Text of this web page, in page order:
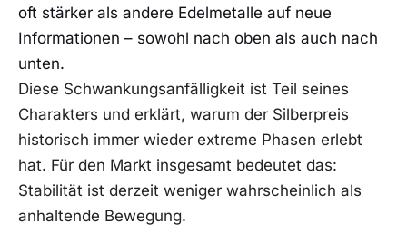
oft stärker als andere Edelmetalle auf neue
Informationen – sowohl nach oben als auch nach
unten.
Diese Schwankungsanfälligkeit ist Teil seines
Charakters und erklärt, warum der Silberpreis
historisch immer wieder extreme Phasen erlebt
hat. Für den Markt insgesamt bedeutet das:
Stabilität ist derzeit weniger wahrscheinlich als
anhaltende Bewegung.